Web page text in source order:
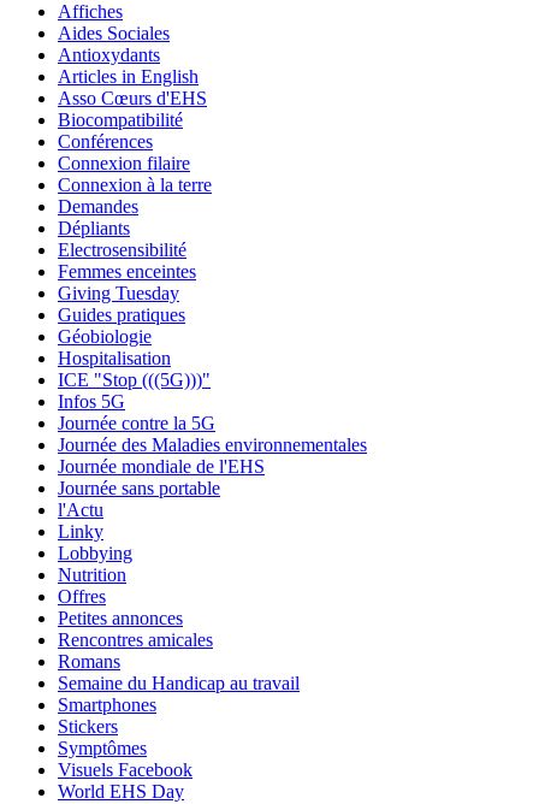
Affiches
Aides Sociales
Antioxydants
Articles in English
Asso Cœurs d'EHS
Biocompatibilité
Conférences
Connexion filaire
Connexion à la terre
Demandes
Dépliants
Electrosensibilité
Femmes enceintes
Giving Tuesday
Guides pratiques
Géobiologie
Hospitalisation
ICE "Stop (((5G)))"
Infos 5G
Journée contre la 5G
Journée des Maladies environnementales
Journée mondiale de l'EHS
Journée sans portable
l'Actu
Linky
Lobbying
Nutrition
Offres
Petites annonces
Rencontres amicales
Romans
Semaine du Handicap au travail
Smartphones
Stickers
Symptômes
Visuels Facebook
World EHS Day